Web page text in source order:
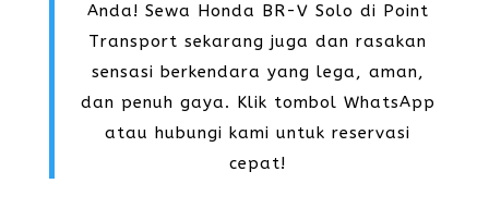
Anda! Sewa Honda BR-V Solo di Point
Transport sekarang juga dan rasakan
sensasi berkendara yang lega, aman,
dan penuh gaya. Klik tombol WhatsApp
atau hubungi kami untuk reservasi
cepat!